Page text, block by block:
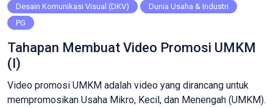
Desain Komunikasi Visual (DKV)
Dunia Usaha & Industri
PG
Tahapan Membuat Video Promosi UMKM
(I)
Video promosi UMKM adalah video yang dirancang untuk
mempromosikan Usaha Mikro, Kecil, dan Menengah (UMKM).